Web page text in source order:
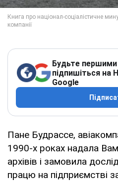
Будьте першими
підпишіться на
Google
Пане Будрассе,
1990-х роках надала
архівів і замовила
працю на підприємстві